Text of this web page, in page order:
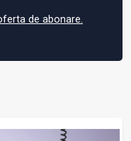
de abonare.